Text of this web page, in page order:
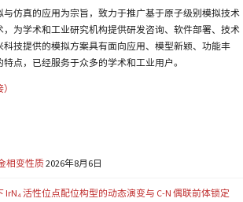
与仿真的应用为宗旨，致力于推广基于原子级别模拟技术
为学术和工业研究机构提供研发咨询、软件部署、技术
技提供的模拟方案具有面向应用、模型新颖、功能丰
点，已经服务于众多的学术和工业用户。
相变性质2026年8月6日
活性位点配位构型的动态演变与 C-N 偶联前体锁定